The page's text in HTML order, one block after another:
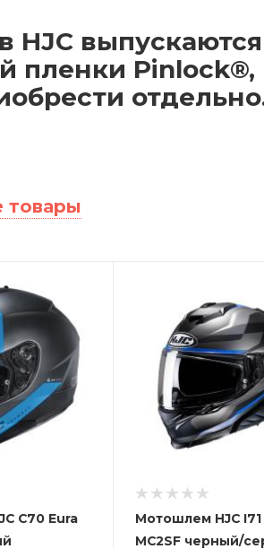
HJC
пленки
товары
C70 Eura
Мотошлем HJC I71
MC2SF черный/